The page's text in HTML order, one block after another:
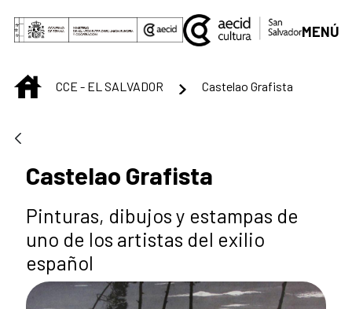
Saltar al contenido principal
MENÚ
INICIOCCE - EL SALVADOR Castelao Grafista
Castelao Grafista
Pinturas, dibujos y estampas de
uno de los artistas del exilio
español